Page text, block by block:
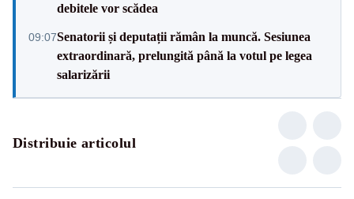
debitele vor scădea
09:07Senatorii și deputații rămân la muncă. Sesiunea
extraordinară, prelungită până la votul pe legea
salarizării
Distribuie articolul